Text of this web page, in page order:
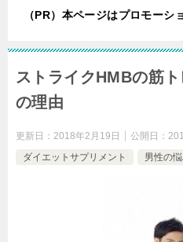
（PR）本ページはプロモーシ
ストライクHMBの筋
の理由
更新日： 2018年2月19日 公開日：
ダイエットサプリメント
男性の